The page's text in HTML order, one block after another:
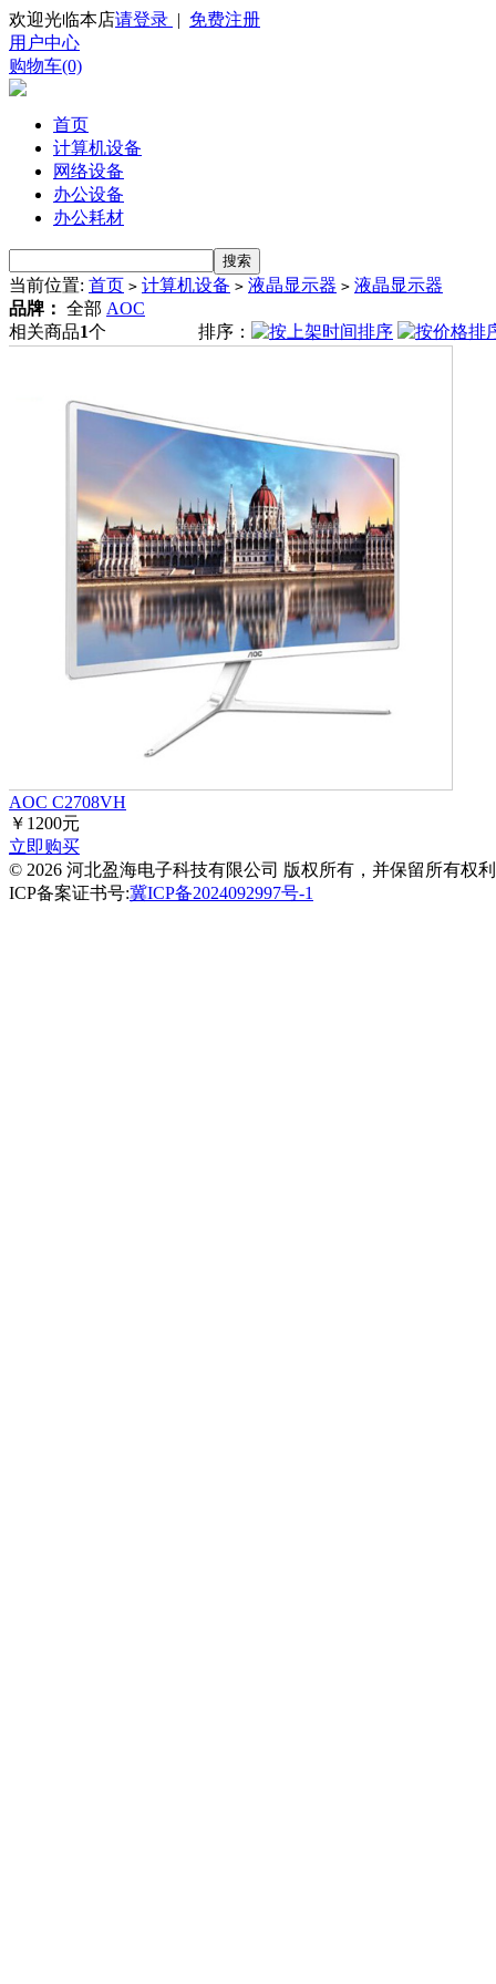
欢迎光临本店请登录 | 免费注册
用户中心
购物车(0)
首页
计算机设备
网络设备
办公设备
办公耗材
当前位置: 首页 > 计算机设备 > 液晶显示器 > 液晶显示器
品牌： 全部 AOC
相关商品1个 排序：
AOC C2708VH
￥1200元
立即购买
© 2026 河北盈海电子科技有限公司 版权所有，并保留所有权
ICP备案证书号:冀ICP备2024092997号-1